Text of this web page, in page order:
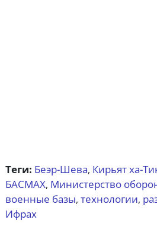
Теги: Беэр-Шева, Кирьят ха-
БАСМАХ, Министерство
военные базы, технологии,
Ифрах